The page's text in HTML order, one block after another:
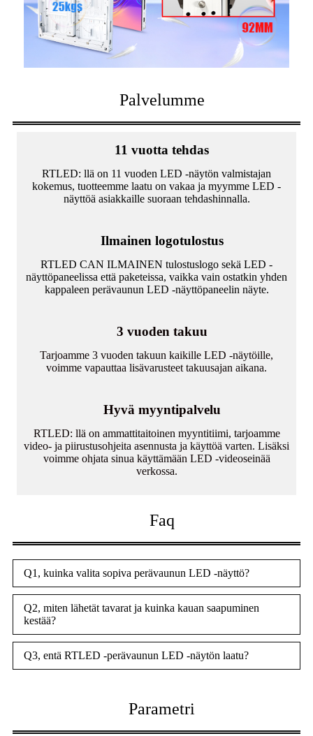
Palvelumme
11 vuotta tehdas
RTLED: llä on 11 vuoden LED -näytön valmistajan
kokemus, tuotteemme laatu on vakaa ja myymme LED -
näyttöä asiakkaille suoraan tehdashinnalla.
Ilmainen logotulostus
RTLED CAN ILMAINEN tulostuslogo sekä LED -
näyttöpaneelissa että paketeissa, vaikka vain ostatkin yhden
kappaleen perävaunun LED -näyttöpaneelin näyte.
3 vuoden takuu
Tarjoamme 3 vuoden takuun kaikille LED -näytöille,
voimme vapauttaa lisävarusteet takuusajan aikana.
Hyvä myyntipalvelu
RTLED: llä on ammattitaitoinen myyntitiimi, tarjoamme
video- ja piirustusohjeita asennusta ja käyttöä varten. Lisäksi
voimme ohjata sinua käyttämään LED -videoseinää
verkossa.
Faq
Q1, kuinka valita sopiva perävaunun LED -näyttö?
Q2, miten lähetät tavarat ja kuinka kauan saapuminen
kestää?
Q3, entä RTLED -perävaunun LED -näytön laatu?
Parametri